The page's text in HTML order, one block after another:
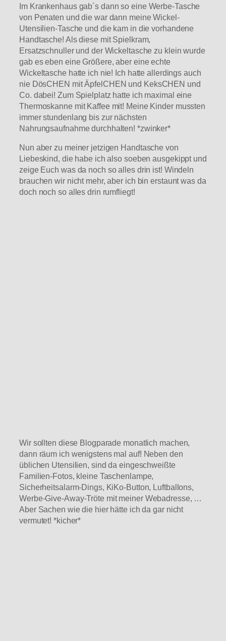
Im Krankenhaus gab´s dann so eine Werbe-Tasche
von Penaten und die war dann meine Wickel-
Utensilien-Tasche und die kam in die vorhandene
Handtasche! Als diese mit Spielkram,
Ersatzschnuller und der Wickeltasche zu klein wurde
gab es eben eine Größere, aber eine echte
Wickeltasche hatte ich nie! Ich hatte allerdings auch
nie DösCHEN mit ÄpfelCHEN und KeksCHEN und
Co. dabei! Zum Spielplatz hatte ich maximal eine
Thermoskanne mit Kaffee mit! Meine Kinder mussten
immer stundenlang bis zur nächsten
Nahrungsaufnahme durchhalten! *zwinker*
Nun aber zu meiner jetzigen Handtasche von
Liebeskind, die habe ich also soeben ausgekippt und
zeige Euch was da noch so alles drin ist! Windeln
brauchen wir nicht mehr, aber ich bin erstaunt was da
doch noch so alles drin rumfliegt!
Wir sollten diese Blogparade monatlich machen,
dann räum ich wenigstens mal auf! Neben den
üblichen Utensilien, sind da eingeschweißte
Familien-Fotos, kleine Taschenlampe,
Sicherheitsalarm-Dings, KiKo-Button, Luftballons,
Werbe-Give-Away-Tröte mit meiner Webadresse, …
Aber Sachen wie die hier hätte ich da gar nicht
vermutet! *kicher*